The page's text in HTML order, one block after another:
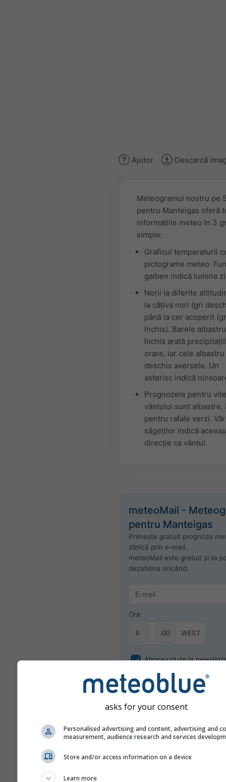
Ajutor Descarcă
Meteogramul nostru pe
pentru Manteigas oferă
informațiile meteo în 3
simple:
Graficul temperaturii
pictograme meteo.
galben indică lumina
Norii la diferite
la câțiva nori (gri
până la cer acoperit
închis). Barele albastru
închis arată
orare, iar cele albastru
deschis aversele. Un
asterisc indică
Prognozele pentru
vântului sunt albastre,
pentru rafale verzi.
săgeților indică
direcție ca vântul.
meteoMail -
pentru Manteigas
Primește gratuit prognoza
zilnică prin e-mail.
meteoMail este gratuit și te
dezabona oricând.
Ora
WEST
Abonează-te la
asks for your consent
Personalised advertising and content, advertising and
measurement, audience research and services
Store and/or access information on a device
Learn more